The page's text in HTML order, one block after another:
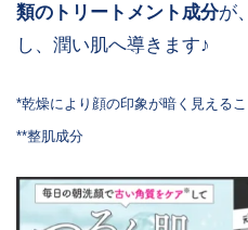
類のトリートメント成分が
し、潤い肌へ導きます♪
*乾燥により顔の印象が暗く見えるこ
**整肌成分